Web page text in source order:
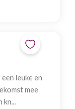
leuke en
mee
kn...